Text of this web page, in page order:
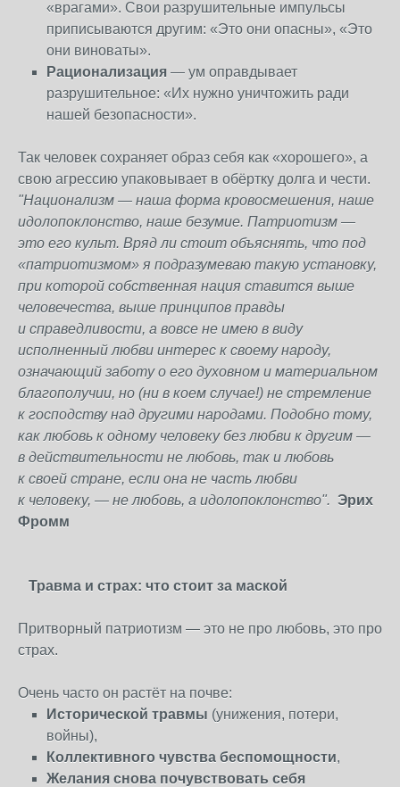
«врагами». Свои разрушительные импульсы
приписываются другим: «Это они опасны», «Это
они виноваты».
Рационализация — ум оправдывает
разрушительное: «Их нужно уничтожить ради
нашей безопасности».
Так человек сохраняет образ себя как «хорошего», а
свою агрессию упаковывает в обёртку долга и чести.
"Национализм — наша форма кровосмешения, наше
идолопоклонство, наше безумие. Патриотизм —
это его культ. Вряд ли стоит объяснять, что под
«патриотизмом» я подразумеваю такую установку,
при которой собственная нация ставится выше
человечества, выше принципов правды
и справедливости, а вовсе не имею в виду
исполненный любви интерес к своему народу,
означающий заботу о его духовном и материальном
благополучии, но (ни в коем случае!) не стремление
к господству над другими народами. Подобно тому,
как любовь к одному человеку без любви к другим —
в действительности не любовь, так и любовь
к своей стране, если она не часть любви
к человеку, — не любовь, а идолопоклонство". Эрих
Фромм
Травма и страх: что стоит за маской
Притворный патриотизм — это не про любовь, это про
страх.
Очень часто он растёт на почве:
Исторической травмы (унижения, потери,
войны),
Коллективного чувства беспомощности,
Желания снова почувствовать себя